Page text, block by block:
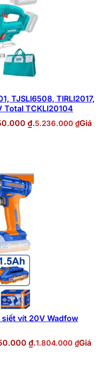
TJSLI6508, TIRLI2017,
Total TCKLI20104
₫.5.236.000 ₫Giá
siết vít 20V Wadfow
₫.1.804.000 ₫Giá